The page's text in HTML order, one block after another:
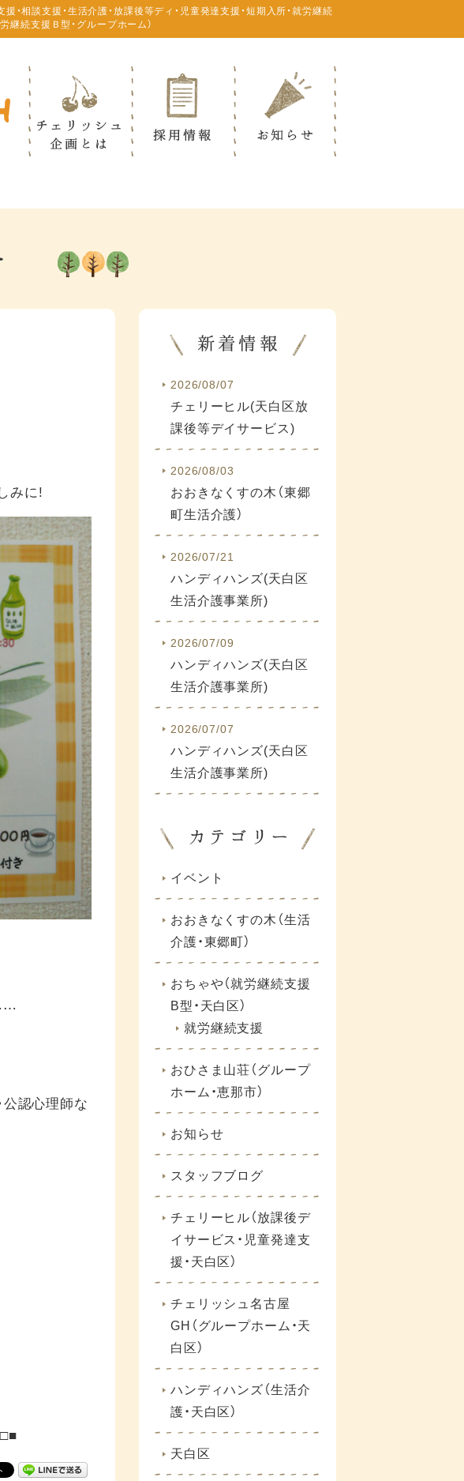
談支援・生活介護・放課後等ディ・児童発達支援・短期入所・就労継続
続支援Ｂ型・グループホーム）
みに!
公認心理師な
2026/08/07
チェリーヒル(天白区放
課後等デイサービス)
2026/08/03
おおきなくすの木（東郷
町生活介護）
2026/07/21
ハンディハンズ(天白区
生活介護事業所)
2026/07/09
ハンディハンズ(天白区
生活介護事業所)
2026/07/07
ハンディハンズ(天白区
生活介護事業所)
イベント
おおきなくすの木（生活
介護・東郷町）
おちゃや（就労継続支援
B型・天白区）
就労継続支援
おひさま山荘（グループ
ホーム・恵那市）
お知らせ
スタッフブログ
チェリーヒル（放課後デ
イサービス・児童発達支
援・天白区）
チェリッシュ名古屋
GH（グループホーム・天
白区）
ハンディハンズ（生活介
護・天白区）
天白区